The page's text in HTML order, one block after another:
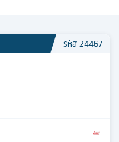
รหัส24467